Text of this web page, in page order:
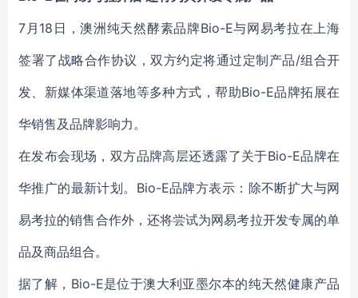
7月18日，澳洲纯天然酵素品牌Bio-E与网易考拉在上海
签署了战略合作协议，双方约定将通过定制产品/组合开
发、新媒体渠道落地等多种方式，帮助Bio-E品牌拓展在
华销售及品牌影响力。
在发布会现场，双方品牌高层还透露了关于Bio-E品牌在
华推广的最新计划。Bio-E品牌方表示：除不断扩大与网
易考拉的销售合作外，还将尝试为网易考拉开发专属的单
品及商品组合。
据了解，Bio-E是位于澳大利亚墨尔本的纯天然健康产品